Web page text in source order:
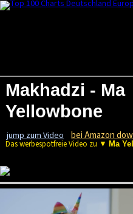
Makhadzi - Ma
Yellowbone
jump zum Video bei Amazon
Das werbespotfreie Video zu ▼ Ma